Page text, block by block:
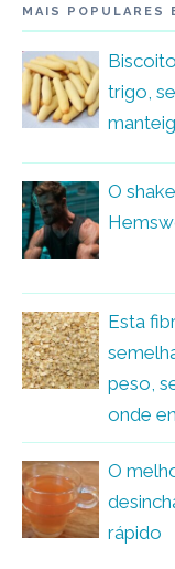
MAIS POPULARES
trigo,
O
Esta
peso,
onde
O
rápido